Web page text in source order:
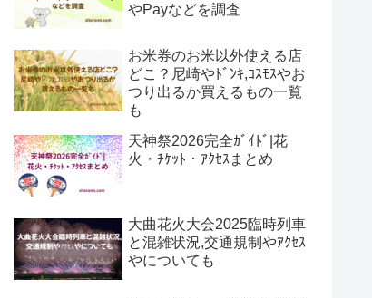
やPayなどを調査
お米券のお米以外使える店
どこ？尼崎やﾄﾞﾝｷ,ｺｽﾓｽやお
つり出るか買えるもの一覧
も
天神祭2026完全ｶﾞｲﾄﾞ|花
火・ﾁｹｯﾄ・ｱｸｾｽまとめ
大曲花火大会2025臨時列車
と混雑状況,交通規制やｱｸｾｽ
やについても